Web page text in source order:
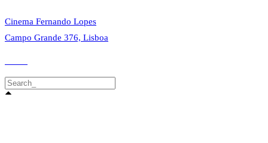
Cinema Fernando Lopes
Campo Grande 376, Lisboa